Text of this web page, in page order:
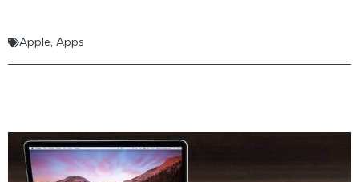
Apple, Apps